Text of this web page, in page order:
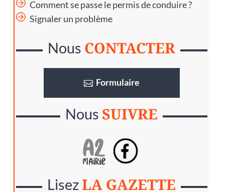
Comment se passe le permis de conduire ?
Signaler un problème
Nous CONTACTER
Formulaire
Nous SUIVRE
LisezLA GAZETTE